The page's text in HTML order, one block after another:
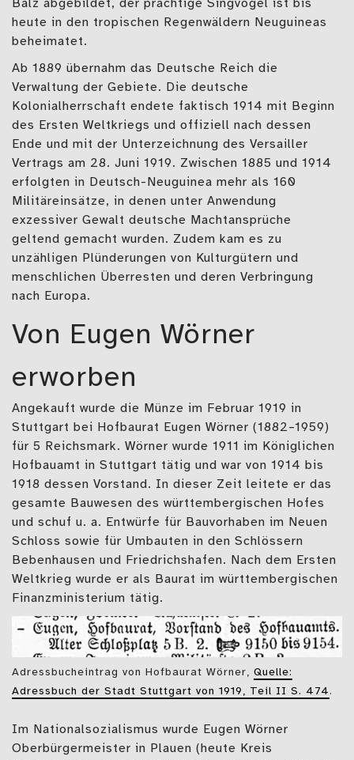
Balz abgebildet, der prächtige Singvogel ist bis
heute in den tropischen Regenwäldern Neuguineas
beheimatet.
Ab 1889 übernahm das Deutsche Reich die
Verwaltung der Gebiete. Die deutsche
Kolonialherrschaft endete faktisch 1914 mit Beginn
des Ersten Weltkriegs und offiziell nach dessen
Ende und mit der Unterzeichnung des Versailler
Vertrags am 28. Juni 1919. Zwischen 1885 und 1914
erfolgten in Deutsch-Neuguinea mehr als 160
Militäreinsätze, in denen unter Anwendung
exzessiver Gewalt deutsche Machtansprüche
geltend gemacht wurden. Zudem kam es zu
unzähligen Plünderungen von Kulturgütern und
menschlichen Überresten und deren Verbringung
nach Europa.
Von Eugen Wörner
erworben
Angekauft wurde die Münze im Februar 1919 in
Stuttgart bei Hofbaurat Eugen Wörner (1882–1959)
für 5 Reichsmark. Wörner wurde 1911 im Königlichen
Hofbauamt in Stuttgart tätig und war von 1914 bis
1918 dessen Vorstand. In dieser Zeit leitete er das
gesamte Bauwesen des württembergischen Hofes
und schuf u. a. Entwürfe für Bauvorhaben im Neuen
Schloss sowie für Umbauten in den Schlössern
Bebenhausen und Friedrichshafen. Nach dem Ersten
Weltkrieg wurde er als Baurat im württembergischen
Finanzministerium tätig.
Adressbucheintrag von Hofbaurat Wörner, Quelle:
Adressbuch der Stadt Stuttgart von 1919, Teil II S. 474 .
Im Nationalsozialismus wurde Eugen Wörner
Oberbürgermeister in Plauen (heute Kreis